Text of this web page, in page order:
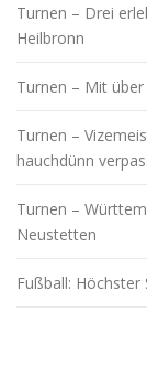
Turnen – Drei
Heilbronn
Turnen – Mit
Turnen –
hauchdünn
Turnen –
Neustetten
Fußball: